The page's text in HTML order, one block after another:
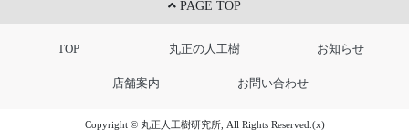
PAGE TOP
TOP 丸正の人工樹 お知らせ
店舗案内 お問い合わせ
Copyright © 丸正人工樹研究所, All Rights Reserved.(x)